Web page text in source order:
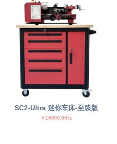
SC2-Ultra 迷你车床-至臻版
￥16000.00元